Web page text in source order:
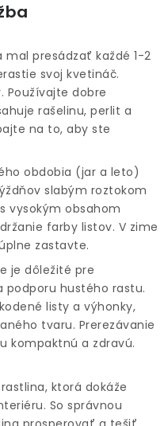
mal presádzať každé 1-2
svoj kvetináč.
Používajte dobre
rašelinu, perlit a
na to, aby ste
obdobia (jar a leto)
slabým roztokom
vysokým obsahom
farby listov. V zime
zastavte.
je dôležité pre
podporu hustého rastu.
listy a výhonky,
tvaru. Prerezávanie
kompaktnú a zdravú.
ktorá dokáže
So správnou